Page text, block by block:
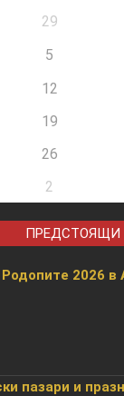
29
5
12
19
26
2
ПРЕДСТОЯЩИ
2026 в
пазари и